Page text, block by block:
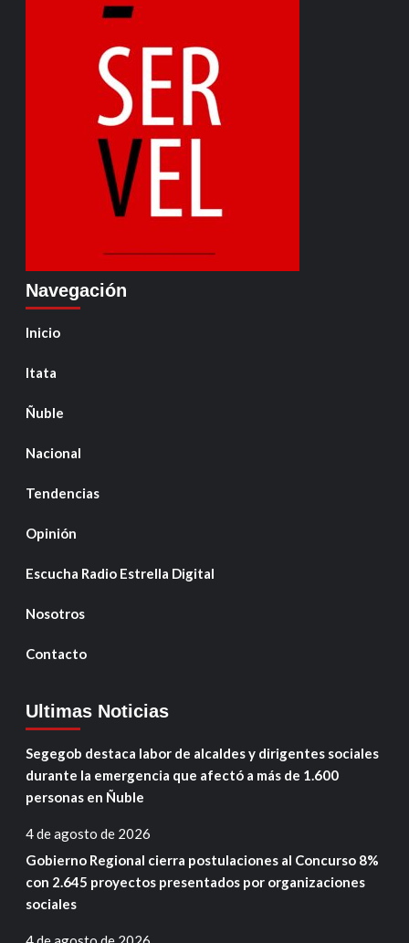
Navegación
Inicio
Itata
Ñuble
Nacional
Tendencias
Opinión
Escucha Radio Estrella Digital
Nosotros
Contacto
Ultimas Noticias
Segegob destaca labor de alcaldes y dirigentes sociales
durante la emergencia que afectó a más de 1.600
personas en Ñuble
4 de agosto de 2026
Gobierno Regional cierra postulaciones al Concurso 8%
con 2.645 proyectos presentados por organizaciones
sociales